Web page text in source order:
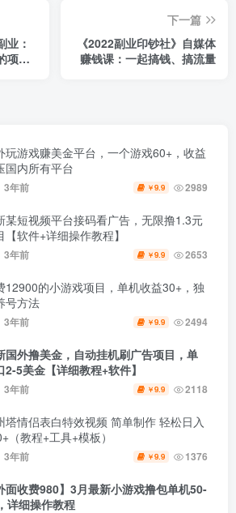
业：
项目
下一篇
《2022副业印钞社》自媒体
赚钱课：一起搞钱、搞流量
玩游戏赚美金平台，一个游戏60+，收益
国内所有平台
3年前 ￥9.9 2989
某短视频平台接码看广告，无限撸1.3元
【软件+详细操作教程】
3年前 ￥9.9 2653
12900的小游戏项目，单机收益30+，独
号方法
3年前 ￥9.9 2494
国外撸美金，自动挂机刷广告项目，单
2-5美金【详细教程+软件】
3年前 ￥9.9 2118
塔情侣表白特效视频 简单制作 轻松日入
（教程+工具+模板）
3年前 ￥9.9 1376
面收费980】3月最新小游戏撸包单机50-
详细操作教程